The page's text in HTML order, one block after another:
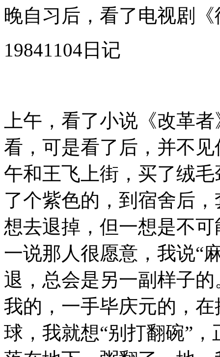
晚自习后，看了电视剧
19841104日记
上午，看了小说《改革
看，可是看了后，并不
午和王飞上街，买了绒
了个紫色的，到宿舍后
想去退掉，但一想是不
一说那人很愿意，我说“
退，总会是另一副样子
我的，一手毕庆元的，
球，我就想“别打翻碗”